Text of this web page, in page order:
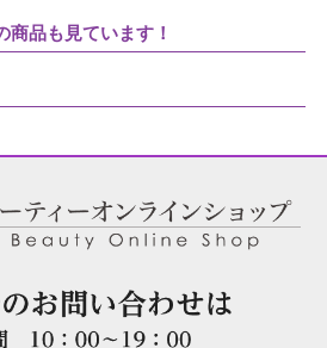
商品も見ています！